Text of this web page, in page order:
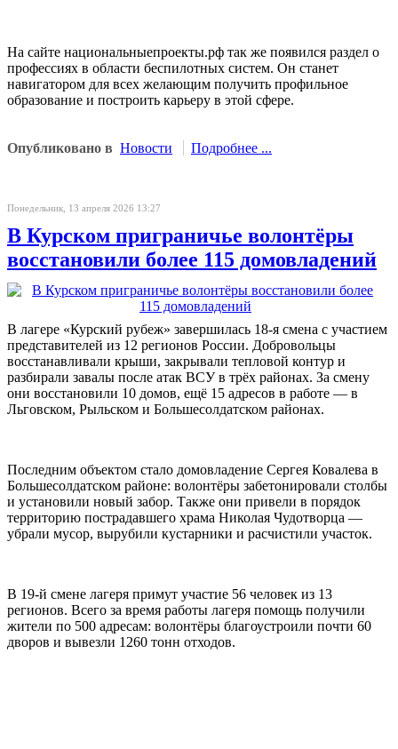
На сайте национальныепроекты.рф так же появился раздел о
профессиях в области беспилотных систем. Он станет
навигатором для всех желающим получить профильное
образование и построить карьеру в этой сфере.
Опубликовано в Новости Подробнее ...
Понедельник, 13 апреля 2026 13:27
В Курском приграничье волонтёры
восстановили более 115 домовладений
В лагере «Курский рубеж» завершилась 18-я смена с участием
представителей из 12 регионов России. Добровольцы
восстанавливали крыши, закрывали тепловой контур и
разбирали завалы после атак ВСУ в трёх районах. За смену
они восстановили 10 домов, ещё 15 адресов в работе — в
Льговском, Рыльском и Большесолдатском районах.
Последним объектом стало домовладение Сергея Ковалева в
Большесолдатском районе: волонтёры забетонировали столбы
и установили новый забор. Также они привели в порядок
территорию пострадавшего храма Николая Чудотворца —
убрали мусор, вырубили кустарники и расчистили участок.
В 19-й смене лагеря примут участие 56 человек из 13
регионов. Всего за время работы лагеря помощь получили
жители по 500 адресам: волонтёры благоустроили почти 60
дворов и вывезли 1260 тонн отходов.